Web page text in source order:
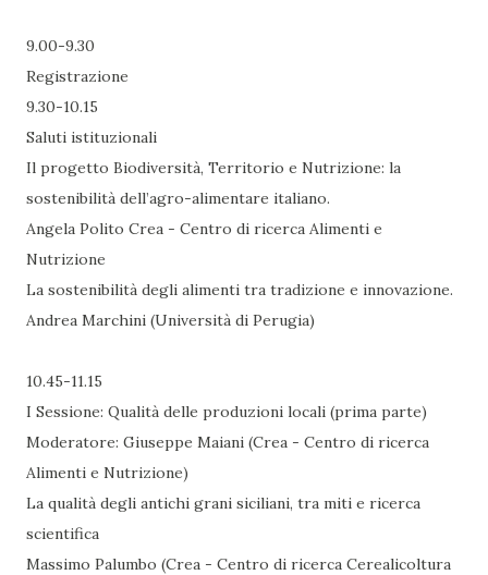
9.00-9.30
Registrazione
9.30-10.15
Saluti istituzionali
Il progetto Biodiversità, Territorio e Nutrizione: la
sostenibilità dell’agro-alimentare italiano.
Angela Polito Crea - Centro di ricerca Alimenti e
Nutrizione
La sostenibilità degli alimenti tra tradizione e innovazione.
Andrea Marchini (Università di Perugia)
10.45-11.15
I Sessione: Qualità delle produzioni locali (prima parte)
Moderatore: Giuseppe Maiani (Crea - Centro di ricerca
Alimenti e Nutrizione)
La qualità degli antichi grani siciliani, tra miti e ricerca
scientifica
Massimo Palumbo (Crea - Centro di ricerca Cerealicoltura